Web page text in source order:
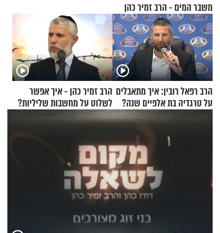
משבר המים - הרב זמיר כהן
הרב רפאל רובין: איך מתאבלים
על טרגדיה בת אלפיים שנה?
הרב זמיר כהן - איך אפשר
לשלוט על מחשבות שליליות?